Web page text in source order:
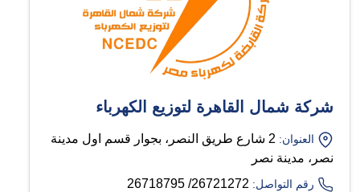
شركة شمال القاهرة لتوزيع الكهرباء
العنوان:
2 شارع طريق النصر، بجوار قسم اول مدينة
نصر، مدينة نصر
رقم التواصل: 26721272/ 26718795